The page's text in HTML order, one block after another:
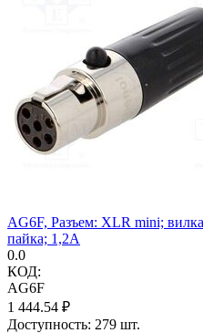
AG6F, Разъем: XLR mini;
пайка; 1,2А
0.0
КОД:
AG6F
1 444.54 ₽
Доступность: 279 шт.